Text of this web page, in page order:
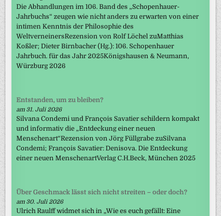
Die Abhandlungen im 106. Band des „Schopenhauer-
Jahrbuchs“ zeugen wie nicht anders zu erwarten von einer
intimen Kenntnis der Philosophie des
WeltverneinersRezension von Rolf Löchel zuMatthias
Koßler; Dieter Birnbacher (Hg.): 106. Schopenhauer
Jahrbuch. für das Jahr 2025Königshausen & Neumann,
Würzburg 2026
Entstanden, um zu bleiben?
am 31. Juli 2026
Silvana Condemi und François Savatier schildern kompakt
und informativ die „Entdeckung einer neuen
Menschenart“Rezension von Jörg Füllgrabe zuSilvana
Condemi; François Savatier: Denisova. Die Entdeckung
einer neuen MenschenartVerlag C.H.Beck, München 2025
Über Geschmack lässt sich nicht streiten – oder doch?
am 30. Juli 2026
Ulrich Raulff widmet sich in „Wie es euch gefällt: Eine